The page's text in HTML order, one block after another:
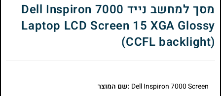
מסך למחשב נייד Dell Inspiron 7000
Laptop LCD Screen 15 XGA Glossy
(CCFL backlight)
:שם המוצר